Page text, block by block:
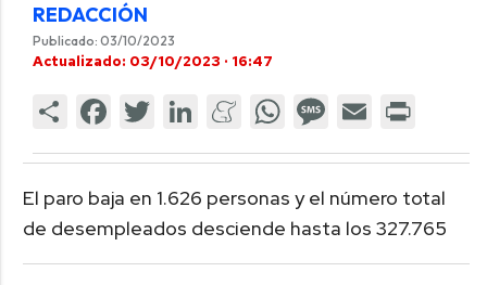
REDACCIÓN
Publicado: 03/10/2023
Actualizado: 03/10/2023 · 16:47
El paro baja en 1.626 personas y el número total
de desempleados desciende hasta los 327.765